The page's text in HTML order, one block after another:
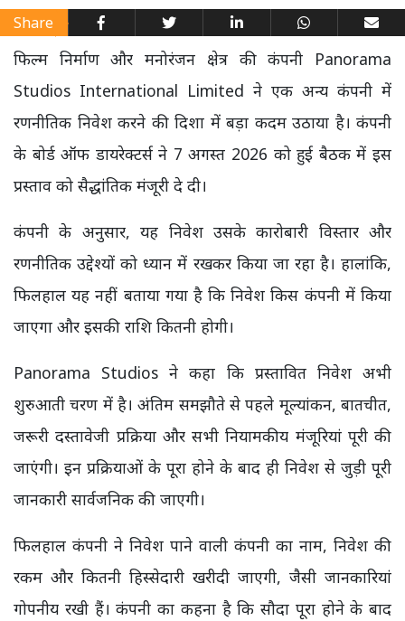
Share
फिल्म निर्माण और मनोरंजन क्षेत्र की कंपनी Panorama
Studios International Limited ने एक अन्य कंपनी में
रणनीतिक निवेश करने की दिशा में बड़ा कदम उठाया है। कंपनी
के बोर्ड ऑफ डायरेक्टर्स ने 7 अगस्त 2026 को हुई बैठक में इस
प्रस्ताव को सैद्धांतिक मंजूरी दे दी।
कंपनी के अनुसार, यह निवेश उसके कारोबारी विस्तार और
रणनीतिक उद्देश्यों को ध्यान में रखकर किया जा रहा है। हालांकि,
फिलहाल यह नहीं बताया गया है कि निवेश किस कंपनी में किया
जाएगा और इसकी राशि कितनी होगी।
Panorama Studios ने कहा कि प्रस्तावित निवेश अभी
शुरुआती चरण में है। अंतिम समझौते से पहले मूल्यांकन, बातचीत,
जरूरी दस्तावेजी प्रक्रिया और सभी नियामकीय मंजूरियां पूरी की
जाएंगी। इन प्रक्रियाओं के पूरा होने के बाद ही निवेश से जुड़ी पूरी
जानकारी सार्वजनिक की जाएगी।
फिलहाल कंपनी ने निवेश पाने वाली कंपनी का नाम, निवेश की
रकम और कितनी हिस्सेदारी खरीदी जाएगी, जैसी जानकारियां
गोपनीय रखी हैं। कंपनी का कहना है कि सौदा पूरा होने के बाद